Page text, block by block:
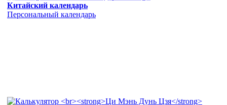
Китайский календарь
Персональный календарь